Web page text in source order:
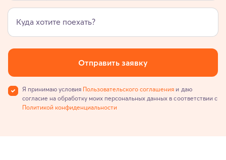
Куда хотите поехать?
Отправить заявку
Я принимаю условия Пользовательского соглашения и даю
согласие на обработку моих персональных данных в соответствии с
Политикой конфиденциальности